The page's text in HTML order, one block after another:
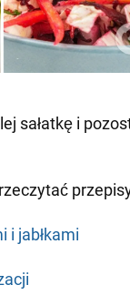
sałatkę i
i jabłkami